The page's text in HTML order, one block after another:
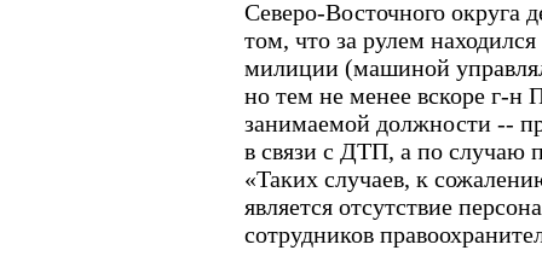
Северо-Восточного округа
том, что за рулем
милиции (машиной
но тем не менее вскоре г-н
занимаемой должности --
в связи с ДТП, а по случаю
«Таких случаев, к
является отсутствие
сотрудников